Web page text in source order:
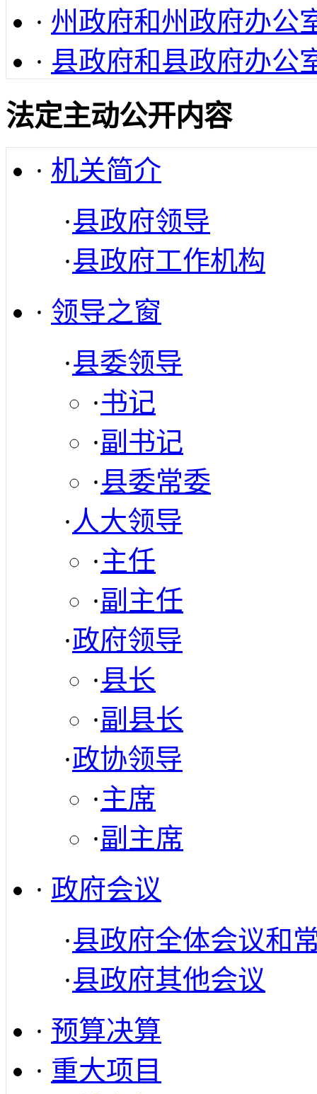
· 州政府和州政府办公
· 县政府和县政府办公
法定主动公开内容
· 机关简介
·县政府领导
·县政府工作机构
· 领导之窗
·县委领导
·书记
·副书记
·县委常委
· 人大领导
·主任
·副主任
·政府领导
·县长
·副县长
·政协领导
·主席
·副主席
· 政府会议
·县政府全体会议和
·县政府其他会议
· 预算决算
· 重大项目